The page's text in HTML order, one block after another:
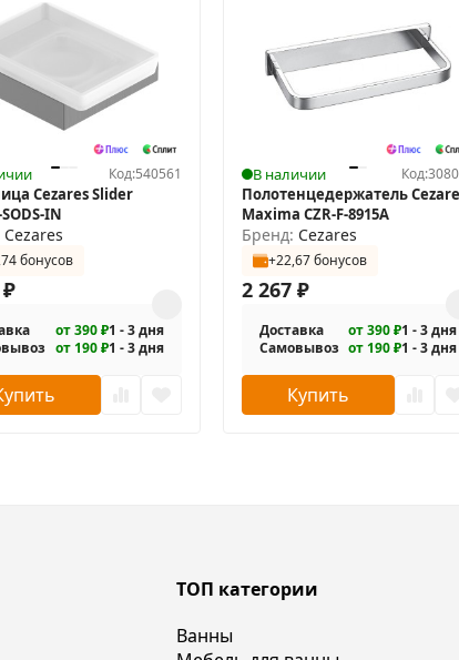
атмосферы в Вашей ванной комнате.
которая обеспечивает более эффектную
по периметру, два сенсорных выключателя
RGB (16 млн. цветов).
цвет подсветки.
на сенсор можно отключить подсветку кнопки.
яркость и цвет подсветки.
Код:540561
Cezares Slider
IN
Cezares
бонусов
₽
от 390 ₽1 - 3 дня
от 190 ₽1 - 3 дня
В наличии Код:
Полотенцедержатель
Maxima CZR-F-8915A
Бренд: Cezares
+22,67 бонусов
2 267 ₽
Доставка от 390 ₽1 - 3 дня
Самовывоз от 190 ₽1 - 3 дня
Купить
ТОП категории
Ванны